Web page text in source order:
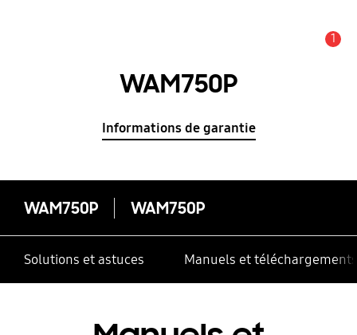
1
WAM750P
Informations de garantie
WAM750P WAM750P
Solutions et astuces Manuels et téléchargements